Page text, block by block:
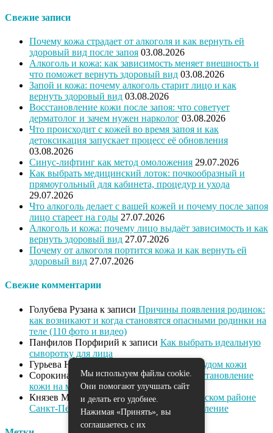
Свежие записи
Почему кожа страдает от алкоголя и как вернуть ей
здоровый вид после запоя 03.08.2026
Алкоголь и кожа: как зависимость меняет внешность и
что поможет вернуть здоровый вид 03.08.2026
Запой и кожа: почему алкоголь старит лицо и как
вернуть здоровый вид 03.08.2026
Восстановление кожи после запоя: что советует
дерматолог и зачем нужен нарколог 03.08.2026
Что происходит с кожей во время запоя и как
детоксикация запускает процесс её обновления
03.08.2026
Синус-лифтинг как метод омоложения 29.07.2026
Как выбрать медицинский лоток: почкообразный и
прямоугольный для кабинета, процедур и ухода
29.07.2026
Что алкоголь делает с вашей кожей и почему после запоя
лицо стареет на годы 27.07.2026
Алкоголь и кожа: почему лицо выдаёт зависимость и как
вернуть здоровый вид 27.07.2026
Почему от алкоголя портится кожа и как вернуть ей
здоровый вид 27.07.2026
Свежие комментарии
Голубева Рузана к записи Причины появления родинок:
как возникают и когда становятся опасными родинки на
теле (110 фото и видео)
Панфилов Порфирий к записи Как выбрать идеальную
сыворотку для лица
Гурьева Нева
Как справиться с зудом кожи
Сорокина Дианак записи Питание и восстановление
кожи на марше
Князев Миланк записиМассаж в Выборгском районе
Санкт-Петербурга: омоложение и расслабление
Мы используем файлы cookie.
Они помогают улучшать сайт
и делать его удобнее.
Нажимая «Принять», вы
соглашаетесь с их